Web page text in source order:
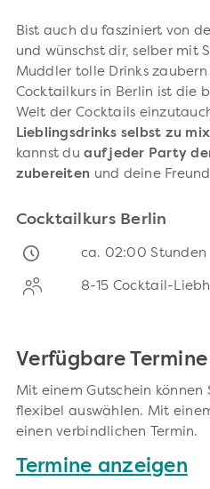
Bist auch du fasziniert von
und wünschst dir, selber mit
Muddler tolle Drinks zaubern
Cocktailkurs in Berlin ist die
Welt der Cocktails
Lieblingsdrinks selbst zu
kannst duauf jeder Party
zubereiten und deine
Cocktailkurs Berlin
ca. 02:00 Stunden
8-15 Cocktail-
Verfügbare Termine
Mit einem Gutschein können
flexibel auswählen. Mit
einen verbindlichen Termin.
Termine anzeigen